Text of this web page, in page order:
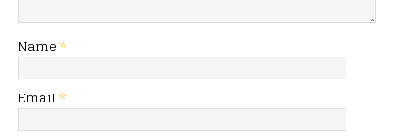
Name *
Email *